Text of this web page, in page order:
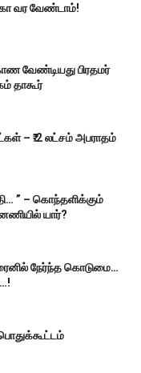
வர வேண்டாம்!
வேண்டியது பிரதமர்
தாகூர்
– ₹.2 லட்சம் அபராதம்
” – கொந்தளிக்கும்
யார்?
நேர்ந்த கொடுமை…